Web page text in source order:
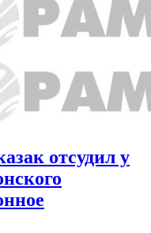
отсудил у